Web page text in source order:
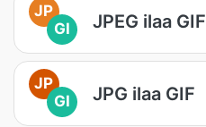
JP
GI
JPEG ilaa GIF
JP
GI
JPG ilaa GIF